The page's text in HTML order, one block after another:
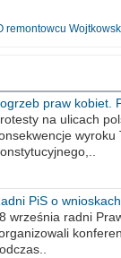
remontowcu
praw kobiet.
PiS
na ulicach
wyroku
PiS o
2021 rok
września radni